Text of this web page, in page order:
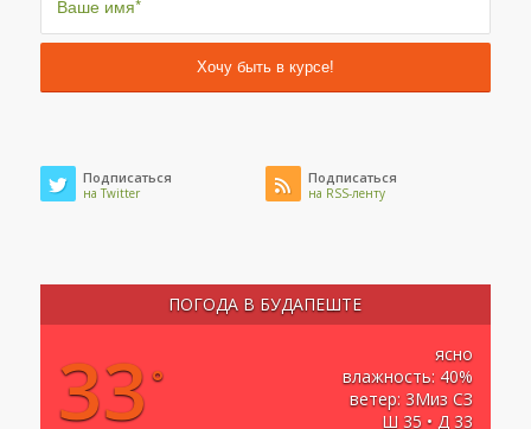
Подписаться
на Twitter
Подписаться
на RSS-ленту
ПОГОДА В БУДАПЕШТЕ
33°
ясно
влажность: 40%
ветер: 3Миз СЗ
Ш 35 • Д 33